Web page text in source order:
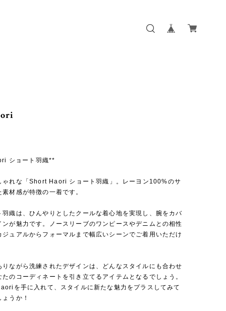
ショート羽織**
ゃれな「Short Haori ショート羽織」。レーヨン100%のサ
材感が特徴の一着です。
羽織は、ひんやりとしたクールな着心地を実現し、腕をカバ
ンが魅力です。ノースリーブのワンピースやデニムとの相性
ジュアルからフォーマルまで幅広いシーンでご着用いただけ
りながら洗練されたデザインは、どんなスタイルにも合わせ
たのコーディネートを引き立てるアイテムとなるでしょう。
を手に入れて、スタイルに新たな魅力をプラスしてみて
うか！